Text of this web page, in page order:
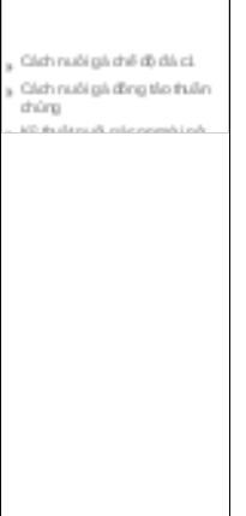
Cách nuôi gà đông tảo thuần
chủng
Kỹ thuật nuôi gà con mới nở
Hướng dẫn nuôi gà đá